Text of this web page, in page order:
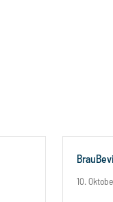
10.